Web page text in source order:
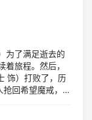
之地》
满足逝去的
旅程。然后，
饰）打败了，历
回希望魔戒，伙
师……